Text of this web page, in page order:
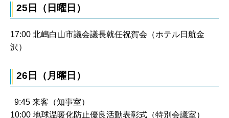
25日（日曜日）
17:00 北嶋白山市議会議長就任祝賀会（ホテル日航金
沢）
26日（月曜日）
9:45 来客（知事室）
10:00 地球温暖化防止優良活動表彰式（特別会議室）